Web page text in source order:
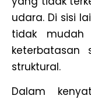
udara. Di sisi
tidak mudah
keterbatasan
struktural.
Dalam